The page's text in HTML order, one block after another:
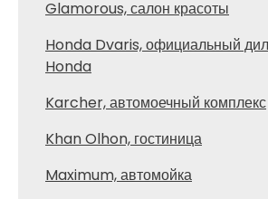
Glamorous, салон красоты
Honda Dvaris, официальный
Honda
Karcher, автомоечный комплекс
Khan Olhon, гостиница
Maximum, автомойка